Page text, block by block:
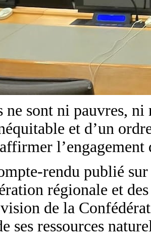
ne sont ni pauvres, ni
et d’un
rendu publié
régionale et
de la
ses ressources